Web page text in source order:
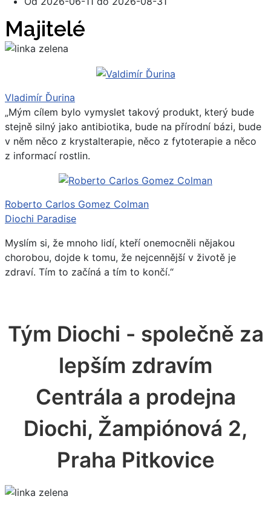
Majitelé
Vladimír Ďurina
„Mým cílem bylo vymyslet takový produkt, který bude
stejně silný jako antibiotika, bude na přírodní bázi, bude
v něm něco z krystalterapie, něco z fytoterapie a něco
z informací rostlin.
Roberto Carlos Gomez Colman
Diochi Paradise
Myslím si, že mnoho lidí, kteří onemocněli nějakou
chorobou, dojde k tomu, že nejcennější v životě je
zdraví. Tím to začíná a tím to končí.“
Tým Diochi - společně za
lepším zdravím
Centrála a prodejna
Diochi, Žampiónová 2,
Praha Pitkovice